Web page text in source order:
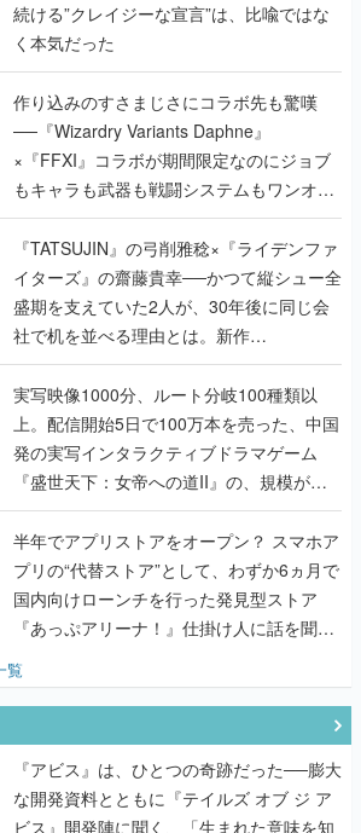
続ける”クレイジーな宣言”は、比喩ではな
く本気だった
作り込みのすさまじさにコラボ先も驚嘆
──『Wizardry Variants Daphne』
×『FFXI』コラボが期間限定なのにジョブ
もキャラも武器も戦闘システムもワンオフ
で作り込まれた理由を両ディレクターに聞
く
『TATSUJIN』の弓削雅稔×『ライデンファ
イターズ』の齋藤貴幸──かつて縦シュー全
盛期を支えていた2人が、30年後に同じ会
社で机を並べる理由とは。新作
『TATSUJIN EXTREME』で初タッグを組
んだレジェンド2人に訊く開発秘話
実写映像1000分、ルート分岐100種類以
上。配信開始5日で100万本を売った、中国
発の実写インタラクティブドラマゲーム
『盛世天下：女帝への道II』の、規模が違
うこだわりをプロデューサーに聞いた
半年でアプリストアをオープン？ スマホア
プリの“代替ストア”として、わずか6ヵ月で
国内向けローンチを行った発見型ストア
『あっぷアリーナ！』仕掛け人に話を聞い
てみた
覧
『アビス』は、ひとつの奇跡だった──膨大
な開発資料とともに『テイルズ オブ ジ ア
ビス』開発陣に聞く、「生まれた意味を知